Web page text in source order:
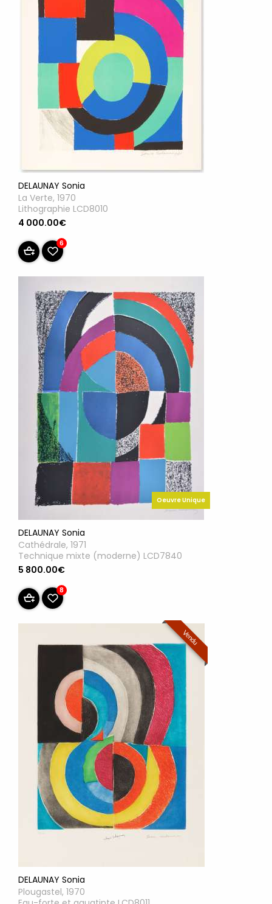
DELAUNAY Sonia
La Verte, 1970
Lithographie LCD8010
4 000.00€
6
Oeuvre Unique
DELAUNAY Sonia
Cathédrale, 1971
Technique mixte (moderne) LCD7840
5 800.00€
8
Vendu
DELAUNAY Sonia
Plougastel, 1970